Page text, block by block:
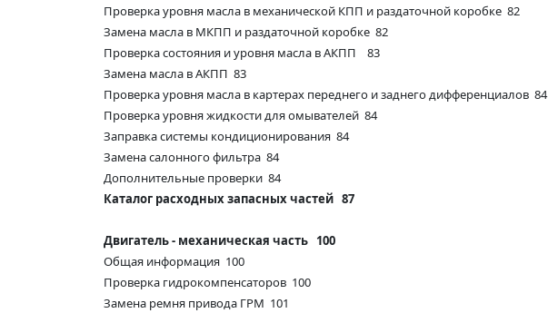
Проверка уровня масла в механической КПП и раздаточной коробке 82
Замена масла в МКПП и раздаточной коробке 82
Проверка состояния и уровня масла в АКПП 83
Замена масла в АКПП 83
Проверка уровня масла в картерах переднего и заднего дифференциалов 84
Проверка уровня жидкости для омывателей 84
Заправка системы кондиционирования 84
Замена салонного фильтра 84
Дополнительные проверки 84
Каталог расходных запасных частей 87
Двигатель - механическая часть 100
Общая информация 100
Проверка гидрокомпенсаторов 100
Замена ремня привода ГРМ 101